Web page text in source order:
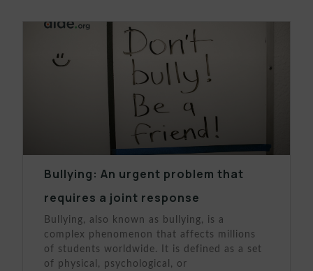
Bullying: An urgent problem that
requires a joint response
Bullying, also known as bullying, is a
complex phenomenon that affects millions
of students worldwide. It is defined as a set
of physical, psychological, or